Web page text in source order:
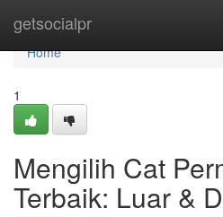
getsocialpr
Home
Home
1
Mengilih Cat
Terbaik: Luar &